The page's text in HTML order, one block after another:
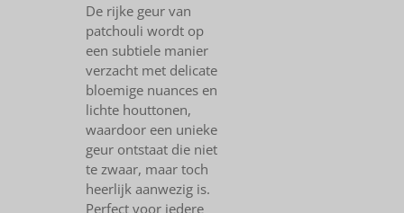
De rijke geur van
patchouli wordt op
een subtiele manier
verzacht met delicate
bloemige nuances en
lichte houttonen,
waardoor een unieke
geur ontstaat die niet
te zwaar, maar toch
heerlijk aanwezig is.
Perfect voor iedere